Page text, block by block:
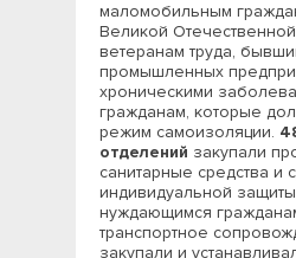
маломобильным
Великой
ветеранам труда,
промышленных
хроническими
гражданам, которые
режим самоизоляции.
отделений закупали
санитарные средства и
индивидуальной
нуждающимся
транспортное
закупали и